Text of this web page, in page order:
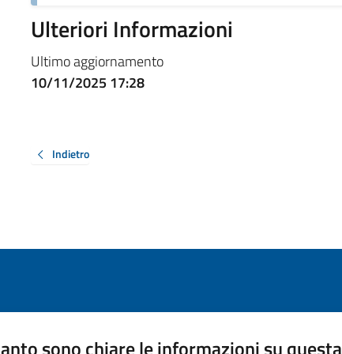
Ulteriori Informazioni
Ultimo aggiornamento
10/11/2025 17:28
Indietro